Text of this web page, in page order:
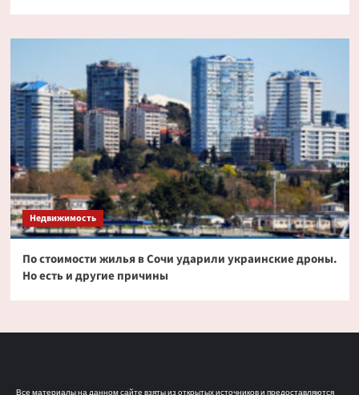
Недвижимость
По стоимости жилья в Сочи ударили украинские дроны.
Но есть и другие причины
Все материалы на данном сайте взяты из открытых источников и предоставляются